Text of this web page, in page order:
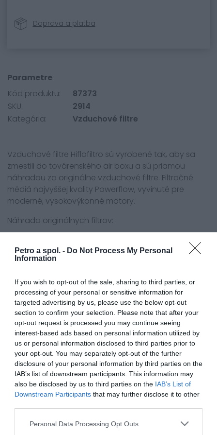
Petro a spol. - Do Not Process My Personal
Information
If you wish to opt-out of the sale, sharing to third parties, or
processing of your personal or sensitive information for
targeted advertising by us, please use the below opt-out
section to confirm your selection. Please note that after your
opt-out request is processed you may continue seeing
interest-based ads based on personal information utilized by
us or personal information disclosed to third parties prior to
your opt-out. You may separately opt-out of the further
disclosure of your personal information by third parties on the
IAB’s list of downstream participants. This information may
also be disclosed by us to third parties on the IAB’s List of
Downstream Participants that may further disclose it to other
Personal Data Processing Opt Outs
Doprava a platba
Parametre
Kód produktu:
87373
SKU:
2914
Kategória:
Vzduchové filtre
Vzduchové filtre Hiflofiltro sú vyrobené tak, aby sa
zmestili do továrenského air boxu a sú priamou
náhradou za originálne vzduchové filtre. Filtračné
médiá najvyššej kvality Powerflow, vyvinuté pre
moderné, vysokovýkonné motory.
Náhrada originálnych filtrov:
Kawasaki Motorcycle
ZX900 E1,E2 (ZX-9R) 00-01
ZX900 F1,F2 Ninja (ZX-9R) 02-03
0.0